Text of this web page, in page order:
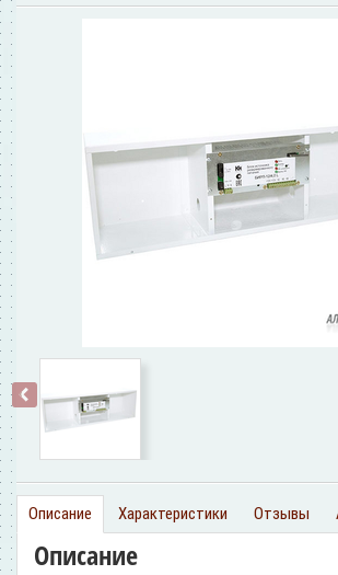
‹
Описание Характеристики Отзывы
Описание